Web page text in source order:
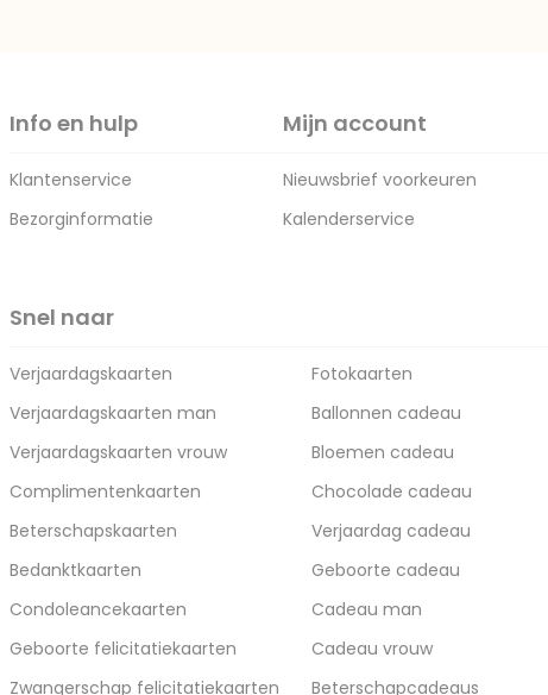
Info en hulp
Klantenservice
Bezorginformatie
Mijn account
Nieuwsbrief voorkeuren
Kalenderservice
Snel naar
Verjaardagskaarten
Verjaardagskaarten man
Verjaardagskaarten vrouw
Complimentenkaarten
Beterschapskaarten
Bedanktkaarten
Condoleancekaarten
Geboorte felicitatiekaarten
Zwangerschap felicitatiekaarten
Fotokaarten
Ballonnen cadeau
Bloemen cadeau
Chocolade cadeau
Verjaardag cadeau
Geboorte cadeau
Cadeau man
Cadeau vrouw
Beterschapcadeaus